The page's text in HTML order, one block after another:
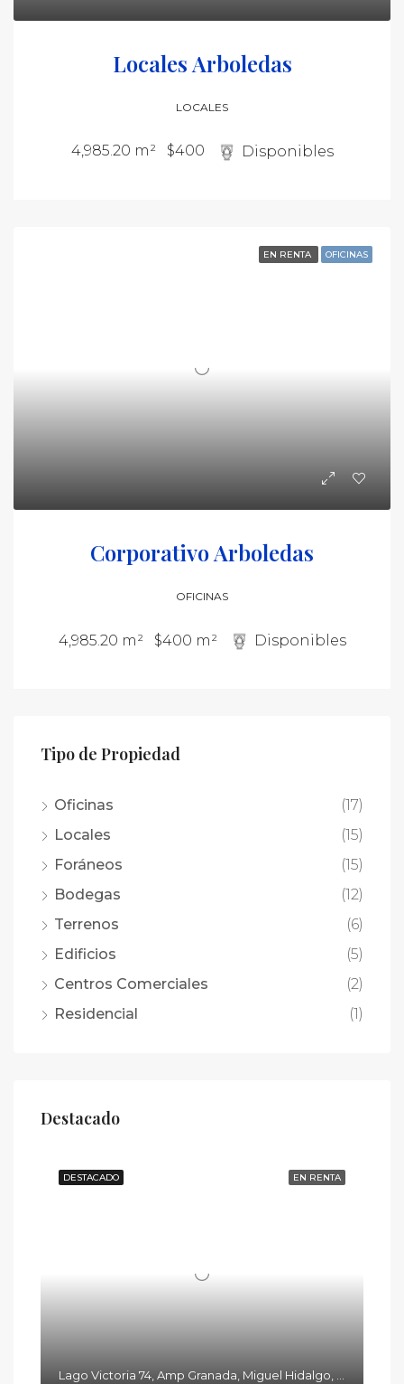
Locales Arboledas
LOCALES
4,985.20 m² $400 Disponibles
EN RENTA OFICINAS
Corporativo Arboledas
OFICINAS
4,985.20 m² $400 m² Disponibles
Tipo de Propiedad
Oficinas
(17)
Locales
(15)
Foráneos
(15)
Bodegas
(12)
Terrenos
(6)
Edificios
(5)
Centros Comerciales
(2)
Residencial
(1)
Destacado
EN RENTA
DESTACADO